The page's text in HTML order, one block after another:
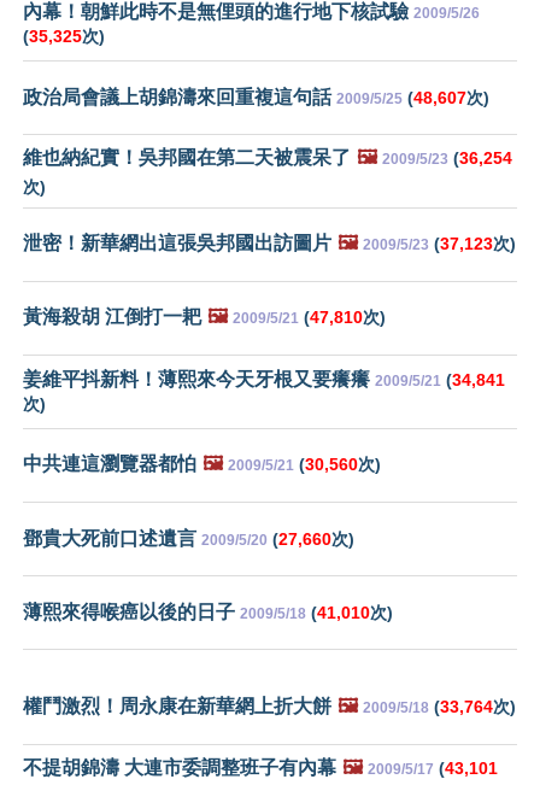
內幕！朝鮮此時不是無俚頭的進行地下核試驗 2009/5/26
(35,325次)
政治局會議上胡錦濤來回重複這句話 2009/5/25 (48,607次)
維也納紀實！吳邦國在第二天被震呆了 🖼️ 2009/5/23 (36,254
次)
泄密！新華網出這張吳邦國出訪圖片 🖼️ 2009/5/23 (37,123次)
黃海殺胡 江倒打一耙 🖼️ 2009/5/21 (47,810次)
姜維平抖新料！薄熙來今天牙根又要癢癢 2009/5/21 (34,841
次)
中共連這瀏覽器都怕 🖼️ 2009/5/21 (30,560次)
鄧貴大死前口述遺言 2009/5/20 (27,660次)
薄熙來得喉癌以後的日子 2009/5/18 (41,010次)
權鬥激烈！周永康在新華網上折大餅 🖼️ 2009/5/18 (33,764次)
不提胡錦濤 大連市委調整班子有內幕 🖼️ 2009/5/17 (43,101